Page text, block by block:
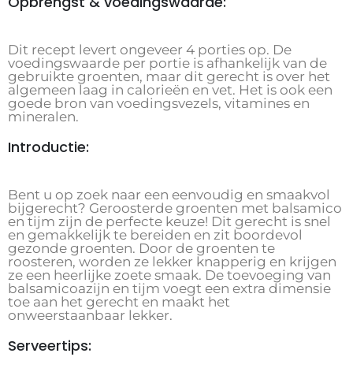
Dit recept levert ongeveer 4 porties op. De
voedingswaarde per portie is afhankelijk van de
gebruikte groenten, maar dit gerecht is over het
algemeen laag in calorieën en vet. Het is ook een
goede bron van voedingsvezels, vitamines en
mineralen.
Introductie:
Bent u op zoek naar een eenvoudig en smaakvol
bijgerecht? Geroosterde groenten met balsamico
en tijm zijn de perfecte keuze! Dit gerecht is snel
en gemakkelijk te bereiden en zit boordevol
gezonde groenten. Door de groenten te
roosteren, worden ze lekker knapperig en krijgen
ze een heerlijke zoete smaak. De toevoeging van
balsamicoazijn en tijm voegt een extra dimensie
toe aan het gerecht en maakt het
onweerstaanbaar lekker.
Serveertips: